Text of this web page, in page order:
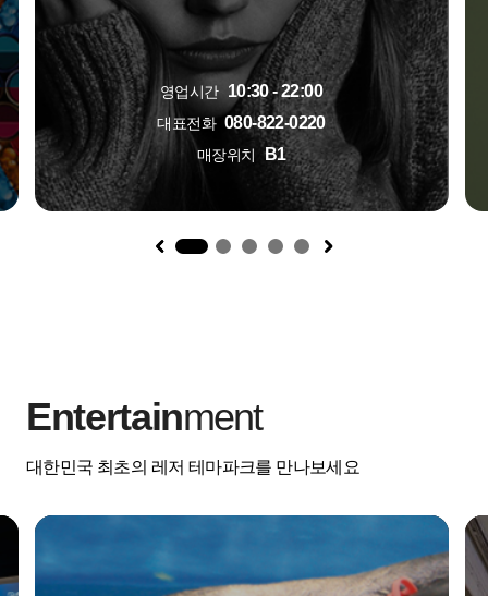
영업시간 10:30 - 22:00
대표전화 080-822-0220
매장위치 B1
1
Entertainment
대한민국 최초의 레저 테마파크를 만나보세요